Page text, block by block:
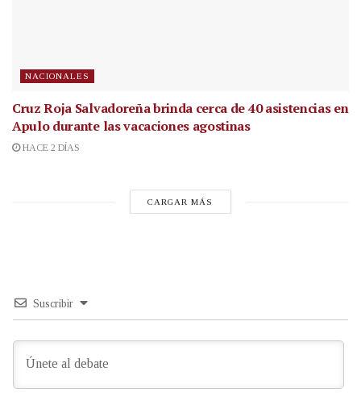
NACIONALES
Cruz Roja Salvadoreña brinda cerca de 40 asistencias en
Apulo durante las vacaciones agostinas
HACE 2 DÍAS
CARGAR MÁS
Suscribir